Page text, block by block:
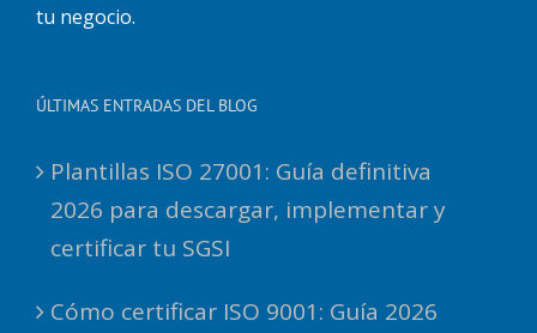
tu negocio.
ÚLTIMAS ENTRADAS DEL BLOG
Plantillas ISO 27001: Guía definitiva
2026 para descargar, implementar y
certificar tu SGSI
Cómo certificar ISO 9001: Guía 2026